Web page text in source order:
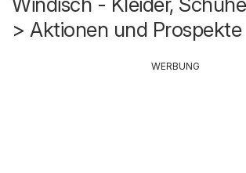
> Aktionen und Prospekte
WERBUNG